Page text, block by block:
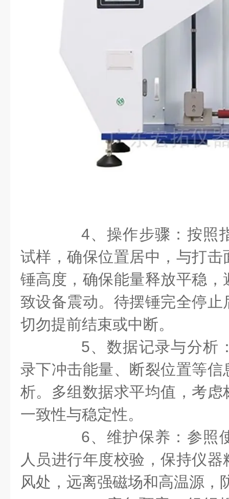
4、操作步骤：按照
试样，确保位置居中，与打
锤高度，确保能量释放平稳
致设备震动。待摆锤完全停
切勿提前结束或中断。
5、数据记录与分析
录下冲击能量、断裂位置等
析。多组数据求平均值，考
一致性与稳定性。
6、维护保养：参照
人员进行年度校验，保持仪
风处，远离强磁场和高温源，